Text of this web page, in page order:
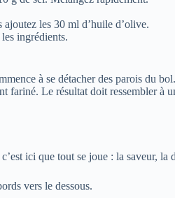
les 30 ml d’huile d’olive.
ingrédients.
à se détacher des parois du
fariné. Le résultat doit ressembler à
ici que tout se joue : la saveur, la
vers le dessous.